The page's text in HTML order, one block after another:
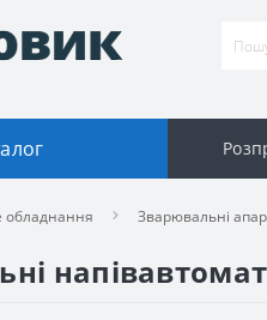
обладнання Зварювальні